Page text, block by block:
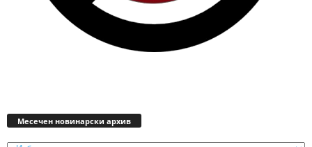
Месечен новинарски архив